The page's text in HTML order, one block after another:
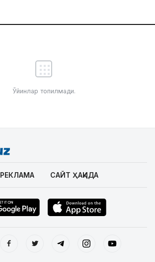
Ўйинлар топилмади.
РЕКЛАМА САЙТ ҲАҚИДА